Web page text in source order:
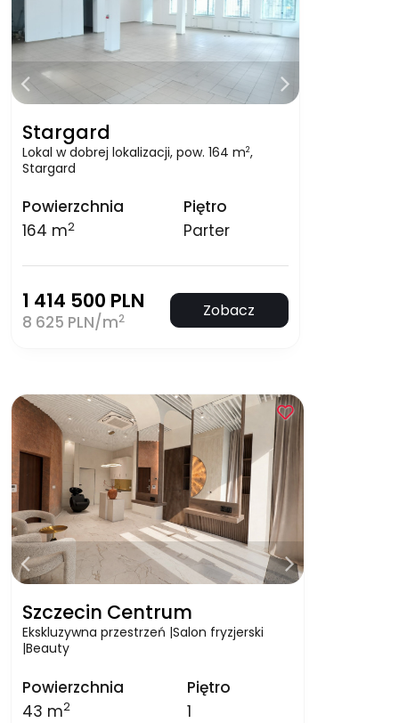
Stargard
Lokal w dobrej lokalizacji, pow. 164 m2,
Stargard
Powierzchnia
164 m2
Piętro
Parter
1 414 500 PLN
8 625 PLN/m2 Zobacz
Szczecin Centrum
Ekskluzywna przestrzeń |Salon fryzjerski
|Beauty
Powierzchnia
43 m2
Piętro
1